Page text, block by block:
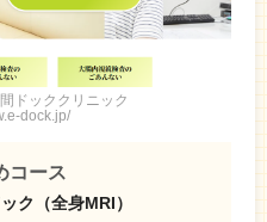
ドッククリニック
dock.jp/
コース
ク（全身MRI）